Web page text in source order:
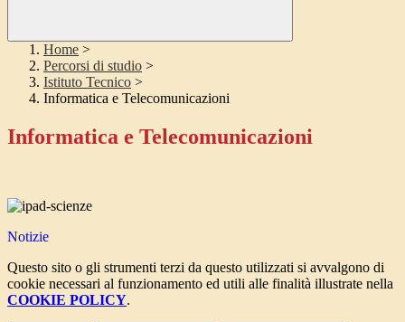
Home >
Percorsi di studio >
Istituto Tecnico >
Informatica e Telecomunicazioni
Informatica e Telecomunicazioni
Notizie
Questo sito o gli strumenti terzi da questo utilizzati si avvalgono di
cookie necessari al funzionamento ed utili alle finalità illustrate nella
COOKIE POLICY.